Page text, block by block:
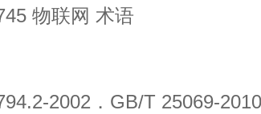
物联网 术语
2002．GB/T 25069-